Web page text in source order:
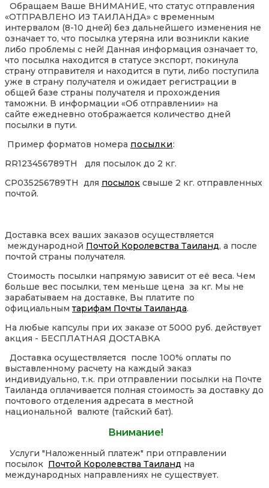
Обращаем Ваше ВНИМАНИЕ, что статус отправления
«ОТПРАВЛЕНО ИЗ ТАИЛАНДА» с временным
интервалом (8-10 дней) без дальнейшего изменения не
означает то, что посылка утеряна или возникли какие
либо проблемы с ней! Данная информация означает то,
что посылка находится в статусе экспорт, покинула
страну отправителя и находится в пути, либо поступила
уже в страну получателя и ожидает регистрации в
общей базе страны получателя и прохождения
таможни. В информации «Об отправлении» на
сайте ежедневно отображается количество дней
посылки в пути.
Пример форматов номера посылки:
RR123456789TH для посылок до 2 кг.
CP035256789TH для посылок свыше 2 кг. отправленных
почтой.
Доставка всех ваших заказов осуществляется
международной Почтой Королевства Таиланд, а после
почтой страны получателя.
Стоимость посылки напрямую зависит от её веса. Чем
больше вес посылки, тем меньше цена за кг. Мы не
зарабатываем на доставке, Вы платите по
официальным тарифам Почты Таиланда.
На любые капсулы при их заказе от 5000 руб. действует
акция - БЕСПЛАТНАЯ ДОСТАВКА
Доставка осуществляется после 100% оплаты по
выставленному расчету на каждый заказ
индивидуально, т.к. при отправлении посылки на Почте
Таиланда оплачивается полная стоимость за доставку до
почтового отделения адресата в местной
национальной валюте (тайский бат).
Внимание!
Услуги "Наложенный платеж" при отправлении
посылок Почтой Королевства Таиланд на
международных направлениях не существует.